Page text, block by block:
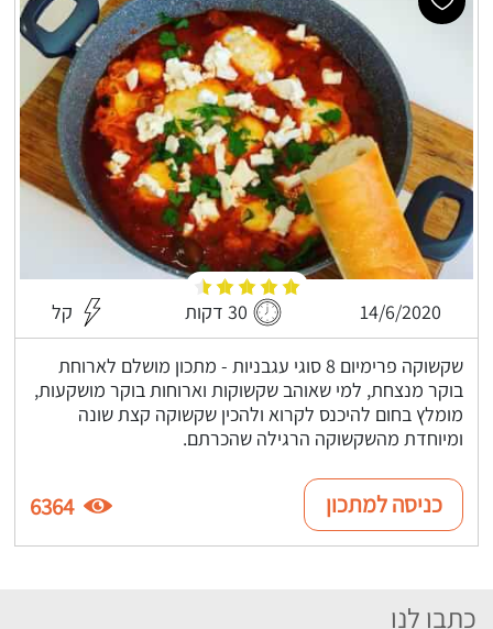
14/6/2020 30 דקות קל
שקשוקה פרימיום 8 סוגי עגבניות - מתכון מושלם לארוחת
בוקר מנצחת, למי שאוהב שקשוקות וארוחות בוקר מושקעות,
מומלץ בחום להיכנס לקרוא ולהכין שקשוקה קצת שונה
ומיוחדת מהשקשוקה הרגילה שהכרתם.
כניסה למתכון 6364
כתבו לנו